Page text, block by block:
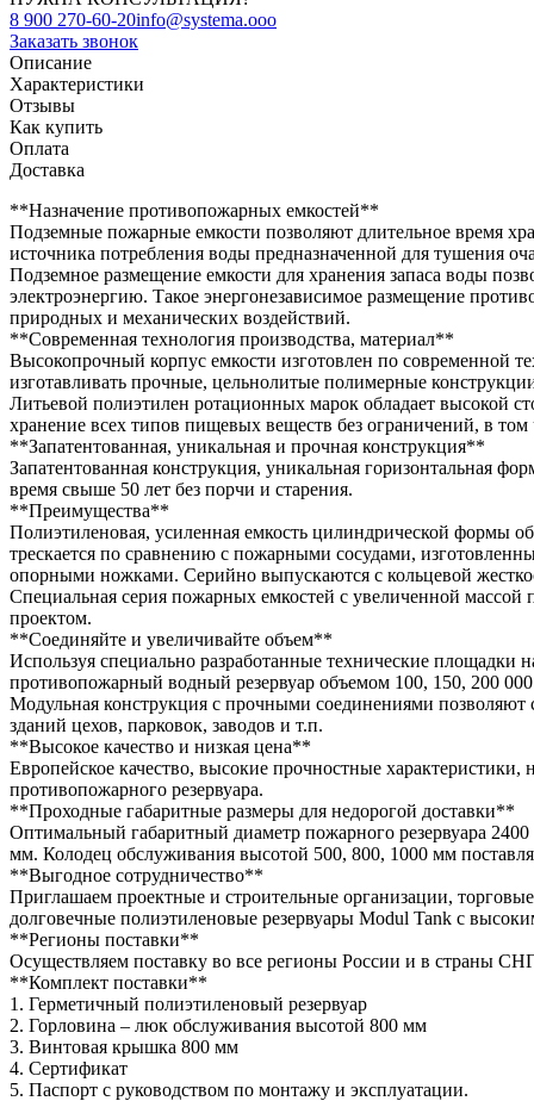
8 900 270-60-20info@systema.ooo
Заказать звонок
Описание
Характеристики
Отзывы
Как купить
Оплата
Доставка
**Назначение противопожарных емкостей**
Подземные пожарные емкости позволяют длительное время
источника потребления воды предназначенной для тушения
Подземное размещение емкости для хранения запаса воды
электроэнергию. Такое энергонезависимое размещение
природных и механических воздействий.
**Современная технология производства, материал**
Высокопрочный корпус емкости изготовлен по современной
изготавливать прочные, цельнолитые полимерные
Литьевой полиэтилен ротационных марок обладает высокой
хранение всех типов пищевых веществ без ограничений, в
**Запатентованная, уникальная и прочная конструкция**
Запатентованная конструкция, уникальная горизонтальная
время свыше 50 лет без порчи и старения.
**Преимущества**
Полиэтиленовая, усиленная емкость цилиндрической формы
трескается по сравнению с пожарными сосудами,
опорными ножками. Серийно выпускаются с кольцевой
Специальная серия пожарных емкостей с увеличенной массой
проектом.
**Соединяйте и увеличивайте объем**
Используя специально разработанные технические площадки
противопожарный водный резервуар объемом 100, 150, 200
Модульная конструкция с прочными соединениями позволяют
зданий цехов, парковок, заводов и т.п.
**Высокое качество и низкая цена**
Европейское качество, высокие прочностные
противопожарного резервуара.
**Проходные габаритные размеры для недорогой доставки**
Оптимальный габаритный диаметр пожарного резервуара
мм. Колодец обслуживания высотой 500, 800, 1000 мм
**Выгодное сотрудничество**
Приглашаем проектные и строительные организации,
долговечные полиэтиленовые резервуары Modul Tank с
**Регионы поставки**
Осуществляем поставку во все регионы России и в страны
**Комплект поставки**
1. Герметичный полиэтиленовый резервуар
2. Горловина – люк обслуживания высотой 800 мм
3. Винтовая крышка 800 мм
4. Сертификат
5. Паспорт с руководством по монтажу и эксплуатации.